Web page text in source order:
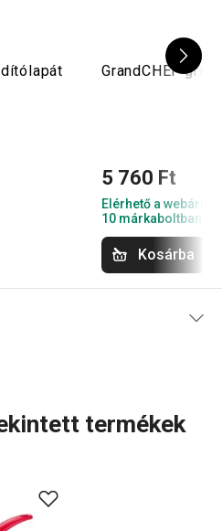
GrandCHEF
5 760 Ft
Elérhető a
10 márkaboltban
Kosárba
nyeleslábasokat, amelyek
színes nyeleikkel feldobják a
termékek